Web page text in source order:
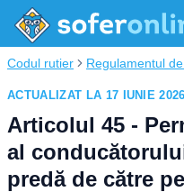
Codul rutier Regulamentul
ACTUALIZAT LA 17 IUNIE 2026
Articolul 45 -
al
predă de către